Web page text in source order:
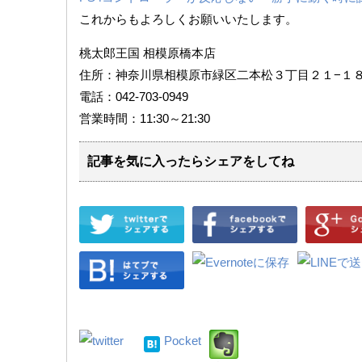
これからもよろしくお願いいたします。
桃太郎王国 相模原橋本店
住所：神奈川県相模原市緑区二本松３丁目２１−１
電話：042-703-0949
営業時間：11:30～21:30
記事を気に入ったらシェアをしてね
Pocket